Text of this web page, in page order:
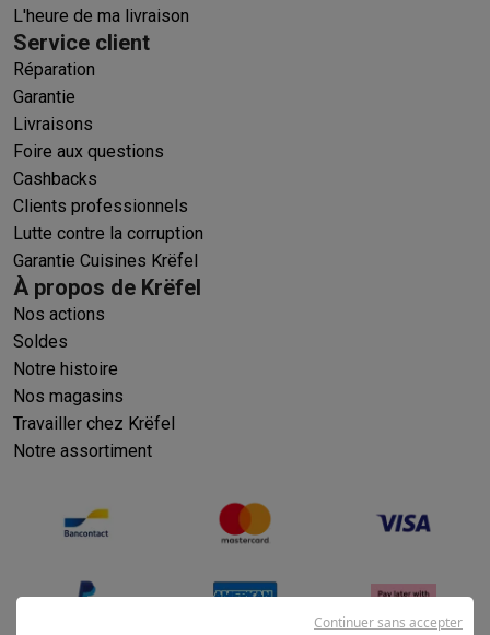
L'heure de ma livraison
Service client
Réparation
Garantie
Livraisons
Foire aux questions
Cashbacks
Clients professionnels
Lutte contre la corruption
Garantie Cuisines Krëfel
À propos de Krëfel
Nos actions
Soldes
Notre histoire
Nos magasins
Travailler chez Krëfel
Notre assortiment
Continuer sans accepter